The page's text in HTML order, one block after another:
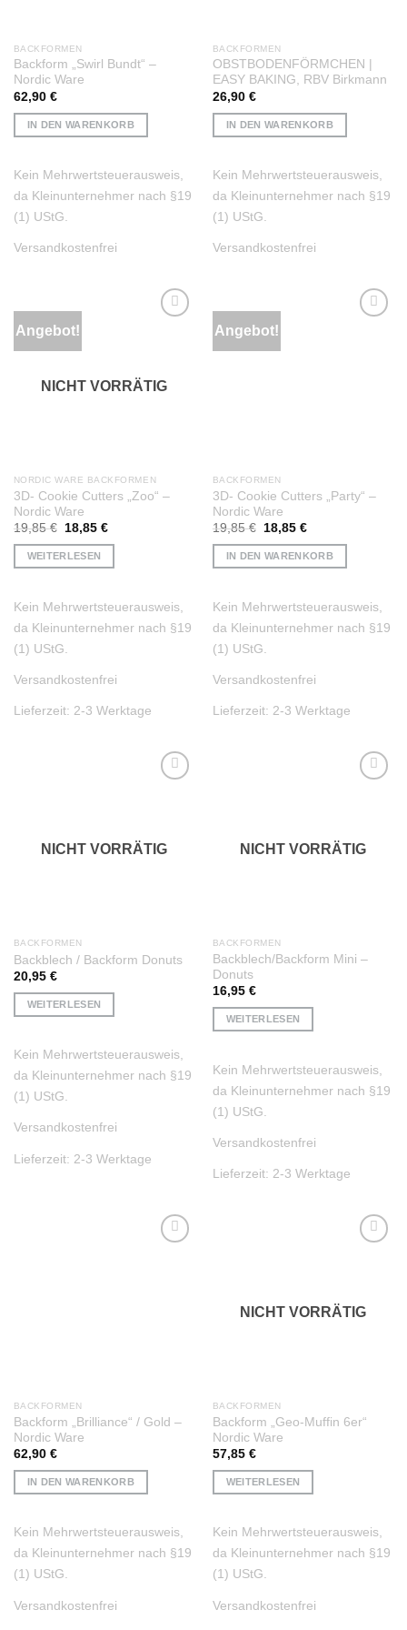
BACKFORMEN
Backform „Swirl Bundt“ –
Nordic Ware
62,90 €
IN DEN WARENKORB
Kein Mehrwertsteuerausweis,
da Kleinunternehmer nach §19
(1) UStG.
Versandkostenfrei
BACKFORMEN
OBSTBODENFÖRMCHEN |
EASY BAKING, RBV Birkmann
26,90 €
IN DEN WARENKORB
Kein Mehrwertsteuerausweis,
da Kleinunternehmer nach §19
(1) UStG.
Versandkostenfrei
Angebot!
NICHT VORRÄTIG
NORDIC WARE BACKFORMEN
3D- Cookie Cutters „Zoo“ –
Nordic Ware
19,85€
Ursprünglicher
war:
19,85 €
18,85 €Aktueller
WEITERLESEN
Kein Mehrwertsteuerausweis,
da Kleinunternehmer nach §19
(1) UStG.
Versandkostenfrei
Lieferzeit: 2-3 Werktage
Angebot!
BACKFORMEN
3D- Cookie Cutters „Party“ –
Nordic Ware
19,85€
Ursprünglicher
war:
19,85 €
18,85 €Aktueller
ist:
18,85 €.
IN DEN WARENKORB
Kein Mehrwertsteuerausweis,
da Kleinunternehmer nach §19
(1) UStG.
Versandkostenfrei
Lieferzeit: 2-3 Werktage
NICHT VORRÄTIG
BACKFORMEN
Backblech / Backform Donuts
20,95 €
WEITERLESEN
Kein Mehrwertsteuerausweis,
da Kleinunternehmer nach §19
(1) UStG.
Versandkostenfrei
Lieferzeit: 2-3 Werktage
NICHT VORRÄTIG
BACKFORMEN
Backblech/Backform Mini –
Donuts
16,95 €
WEITERLESEN
Kein Mehrwertsteuerausweis,
da Kleinunternehmer nach §19
(1) UStG.
Versandkostenfrei
Lieferzeit: 2-3 Werktage
BACKFORMEN
Backform „Brilliance“ / Gold –
Nordic Ware
62,90 €
IN DEN WARENKORB
Kein Mehrwertsteuerausweis,
da Kleinunternehmer nach §19
(1) UStG.
Versandkostenfrei
NICHT VORRÄTIG
BACKFORMEN
Backform „Geo-Muffin 6er“
Nordic Ware
57,85 €
WEITERLESEN
Kein Mehrwertsteuerausweis,
da Kleinunternehmer nach §19
(1) UStG.
Versandkostenfrei